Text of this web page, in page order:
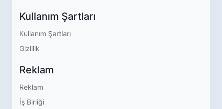
Kullanım Şartları
Kullanım Şartları
Gizlilik
Reklam
Reklam
İş Birliği